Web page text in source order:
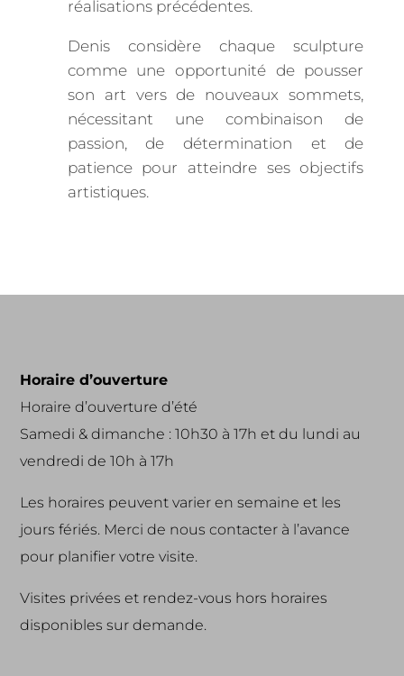
réalisations précédentes.
Denis considère chaque sculpture
comme une opportunité de pousser
son art vers de nouveaux sommets,
nécessitant une combinaison de
passion, de détermination et de
patience pour atteindre ses objectifs
artistiques.
Horaire d’ouverture
Horaire d’ouverture d’été
Samedi & dimanche : 10h30 à 17h et du lundi au
vendredi de 10h à 17h
Les horaires peuvent varier en semaine et les
jours fériés. Merci de nous contacter à l’avance
pour planifier votre visite.
Visites privées et rendez-vous hors horaires
disponibles sur demande.